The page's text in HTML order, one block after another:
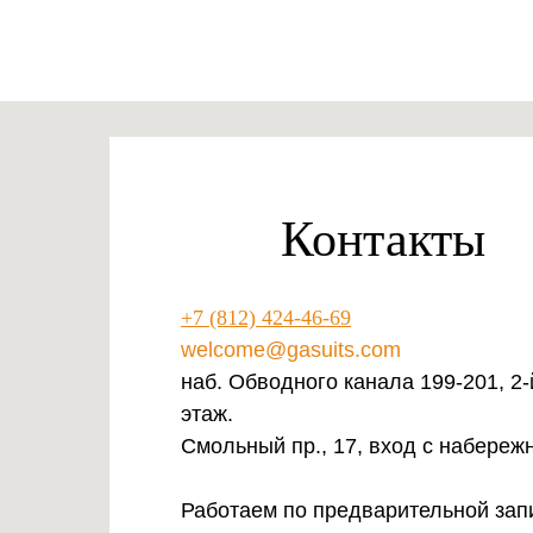
Контакты
+7 (812) 424-46-69
welcome@gasuits.com
наб. Обводного канала 199-201, 2-
этаж.
Смольный пр., 17, вход с
Работаем по предварительной